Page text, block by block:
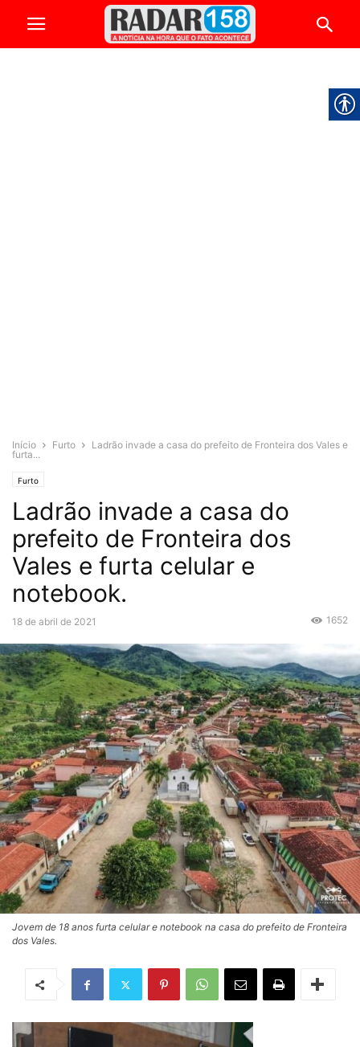
Início Furto
Ladrão invade a casa do prefeito de Fronteira dos Vales e
furta...
Furto
Ladrão invade a casa do
prefeito de Fronteira dos
Vales e furta celular e
notebook.
18 de abril de 2021 1652
Jovem de 18 anos furta celular e notebook na casa do prefeito de Fronteira
dos Vales.